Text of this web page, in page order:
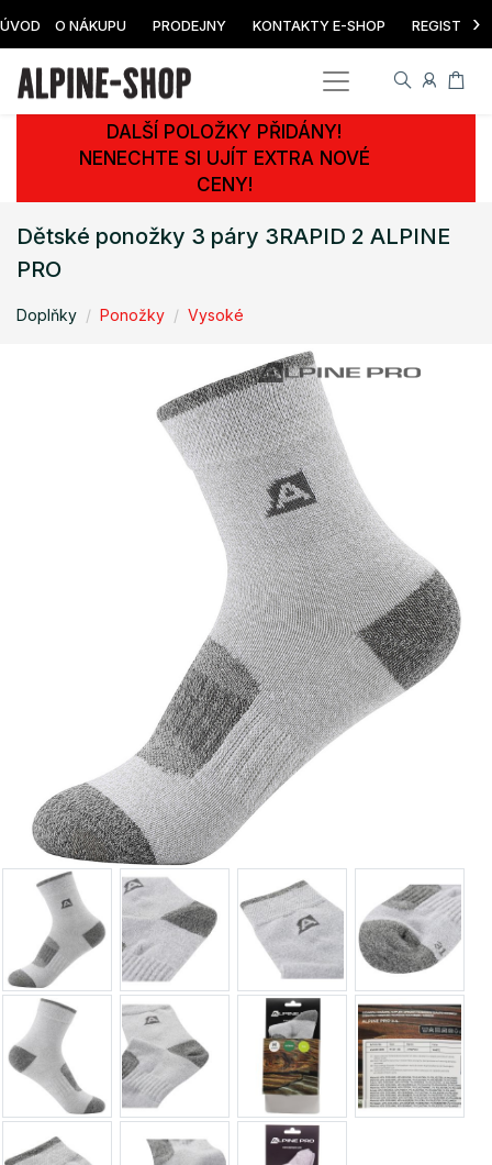
ÚVOD O NÁKUPU PRODEJNY KONTAKTY E-SHOP ›
DALŠÍ POLOŽKY PŘIDÁNY!
NENECHTE SI UJÍT EXTRA NOVÉ
CENY!
Dětské ponožky 3 páry 3RAPID 2 ALPINE
PRO
Doplňky Ponožky Vysoké